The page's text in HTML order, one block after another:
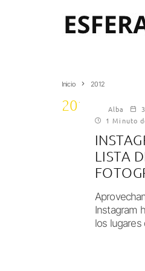
Inicio 2012
2012 Alba
1 Minuto
LISTA
Instagram
los lugares